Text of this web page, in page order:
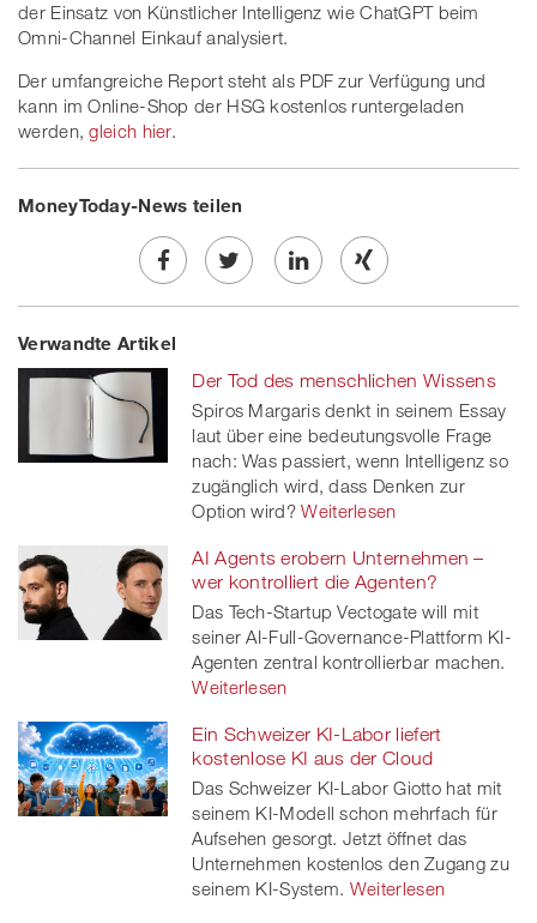
der Einsatz von Künstlicher Intelligenz wie ChatGPT beim
Omni-Channel Einkauf analysiert.
Der umfangreiche Report steht als PDF zur Verfügung und
kann im Online-Shop der HSG kostenlos runtergeladen
werden,gleich hier.
MoneyToday-News teilen
Share
on
Facebook
Twe
on
twitt
er
Share
linkedin
Share
Xing
Verwandte Artikel
Der Tod des menschlichen Wissens
Spiros Margaris denkt in seinem Essay
laut über eine bedeutungsvolle Frage
nach: Was passiert, wenn Intelligenz so
zugänglich wird, dass Denken zur
Option wird? Weiterlesen
AI Agents erobern Unternehmen –
wer kontrolliert die Agenten?
Das Tech-Startup Vectogate will mit
seiner AI-Full-Governance-Plattform KI-
Agenten zentral kontrollierbar machen.
Weiterlesen
Ein Schweizer KI-Labor liefert
kostenlose KI aus der Cloud
Das Schweizer KI-Labor Giotto hat mit
seinem KI-Modell schon mehrfach für
Aufsehen gesorgt. Jetzt öffnet das
Unternehmen kostenlos den Zugang zu
seinem KI-System. Weiterlesen